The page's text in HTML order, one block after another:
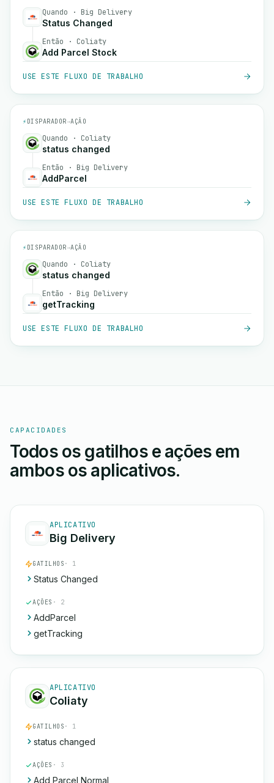
Quando · Big Delivery
Status Changed
Então · Coliaty
Add Parcel Stock
USE ESTE FLUXO DE TRABALHO
⚡ DISPARADOR→AÇÃO
Quando · Coliaty
status changed
Então · Big Delivery
AddParcel
USE ESTE FLUXO DE TRABALHO
⚡ DISPARADOR→AÇÃO
Quando · Coliaty
status changed
Então · Big Delivery
getTracking
USE ESTE FLUXO DE TRABALHO
CAPACIDADES
Todos os gatilhos e ações em
ambos os aplicativos.
APLICATIVO
Big Delivery
GATILHOS · 1
Status Changed
AÇÕES · 2
AddParcel
getTracking
APLICATIVO
Coliaty
GATILHOS · 1
status changed
AÇÕES · 3
Add Parcel Normal